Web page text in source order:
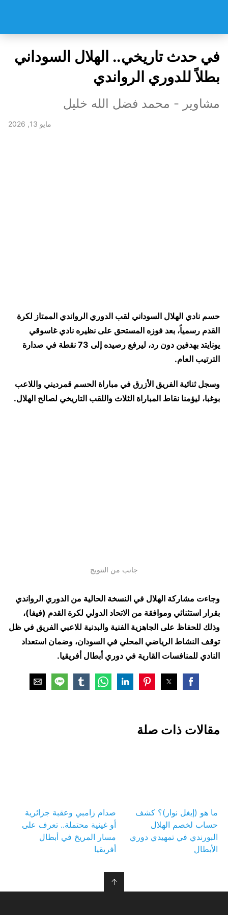
في حدث تاريخي.. الهلال السوداني
بطلاً للدوري الرواندي
مشاوير - محمد فضل الله خليل
مايو 13, 2026
حسم نادي الهلال السوداني لقب الدوري الرواندي الممتاز لكرة
القدم رسمياً، بعد فوزه المستحق على نظيره نادي غاسوقي
يونايتد بهدفين دون رد، ليرفع رصيده إلى 73 نقطة في صدارة
الترتيب العام.
وسجل ثنائية الفريق الأزرق في مباراة الحسم قمرديني واللاعب
بوغبا، ليؤمنا نقاط المباراة الثلاث واللقب التاريخي لصالح الهلال.
جانب من التتويج
وجاءت مشاركة الهلال في النسخة الحالية من الدوري الرواندي
بقرار استثنائي وموافقة من الاتحاد الدولي لكرة القدم (فيفا)،
وذلك للحفاظ على الجاهزية الفنية والبدنية للاعبي الفريق في ظل
توقف النشاط الرياضي المحلي في السودان، وضمان استعداد
النادي للمنافسات القارية في دوري أبطال أفريقيا.
مقالات ذات صلة
ما هو (إيغل نوار)؟ كشف
حساب لخصم الهلال
البورندي في تمهيدي دوري
الأبطال
صدام زامبي وعقبة جزائرية
أو غينية محتملة.. تعرف على
مسار المريخ في أبطال
أفريقيا
↑